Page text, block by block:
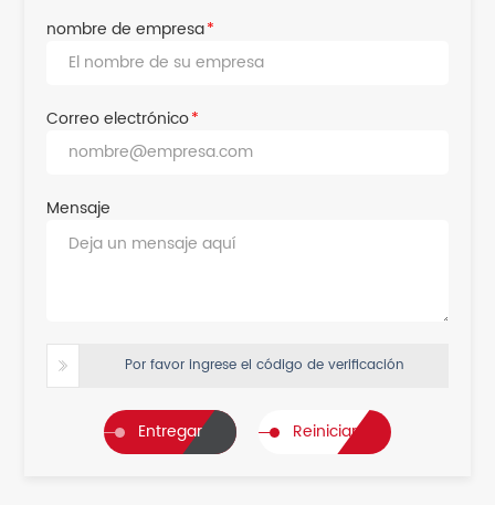
nombre de empresa*
Correo electrónico*
Mensaje
Por favor ingrese el código de verificación
Entregar Reiniciar